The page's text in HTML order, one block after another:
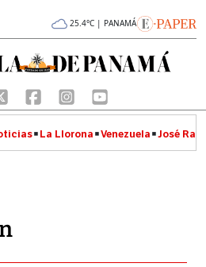
25.4°C | PANAMÁ
La Llorona Venezuela José